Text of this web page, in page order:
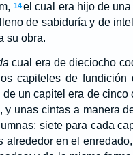
14el cual era hijo de
de sabiduría y de
su obra.
cual era de dieciocho
capiteles de fundición
un capitel era de
unas cintas a manera
siete para cada
alrededor en el